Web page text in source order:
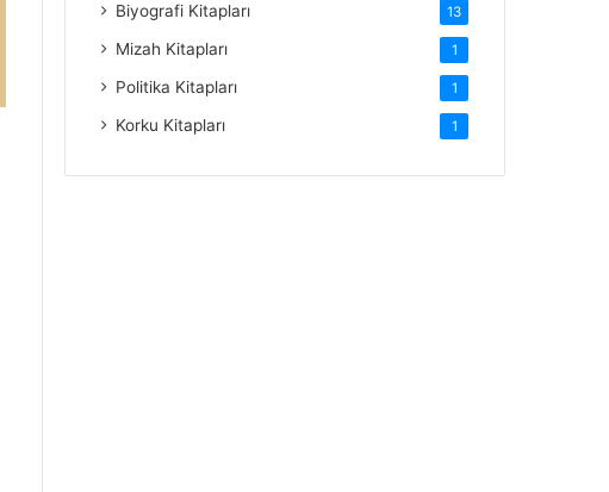
Biyografi Kitapları 13
Mizah Kitapları 1
Politika Kitapları 1
Korku Kitapları 1